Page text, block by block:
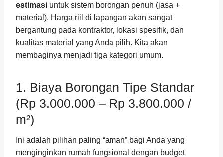
estimasi untuk sistem borongan penuh (jasa +
material). Harga riil di lapangan akan sangat
bergantung pada kontraktor, lokasi spesifik, dan
kualitas material yang Anda pilih. Kita akan
membaginya menjadi tiga kategori umum.
1. Biaya Borongan Tipe Standar
(Rp 3.000.000 – Rp 3.800.000 /
m²)
Ini adalah pilihan paling “aman” bagi Anda yang
menginginkan rumah fungsional dengan budget